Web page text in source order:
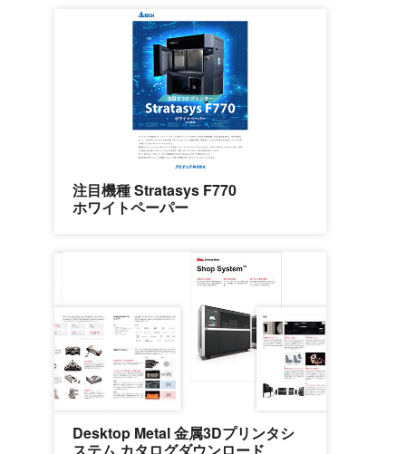
注目機種 Stratasys F770
ホワイトペーパー
Desktop Metal 金属3Dプリンタシ